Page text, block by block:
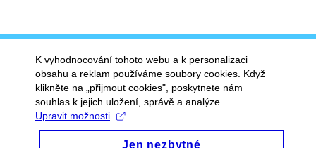
K vyhodnocování tohoto webu a k personalizaci
obsahu a reklam používáme soubory cookies. Když
klikněte na „přijmout cookies", poskytnete nám
souhlas k jejich uložení, správě a analýze.
Upravit možnosti
Jen nezbytné